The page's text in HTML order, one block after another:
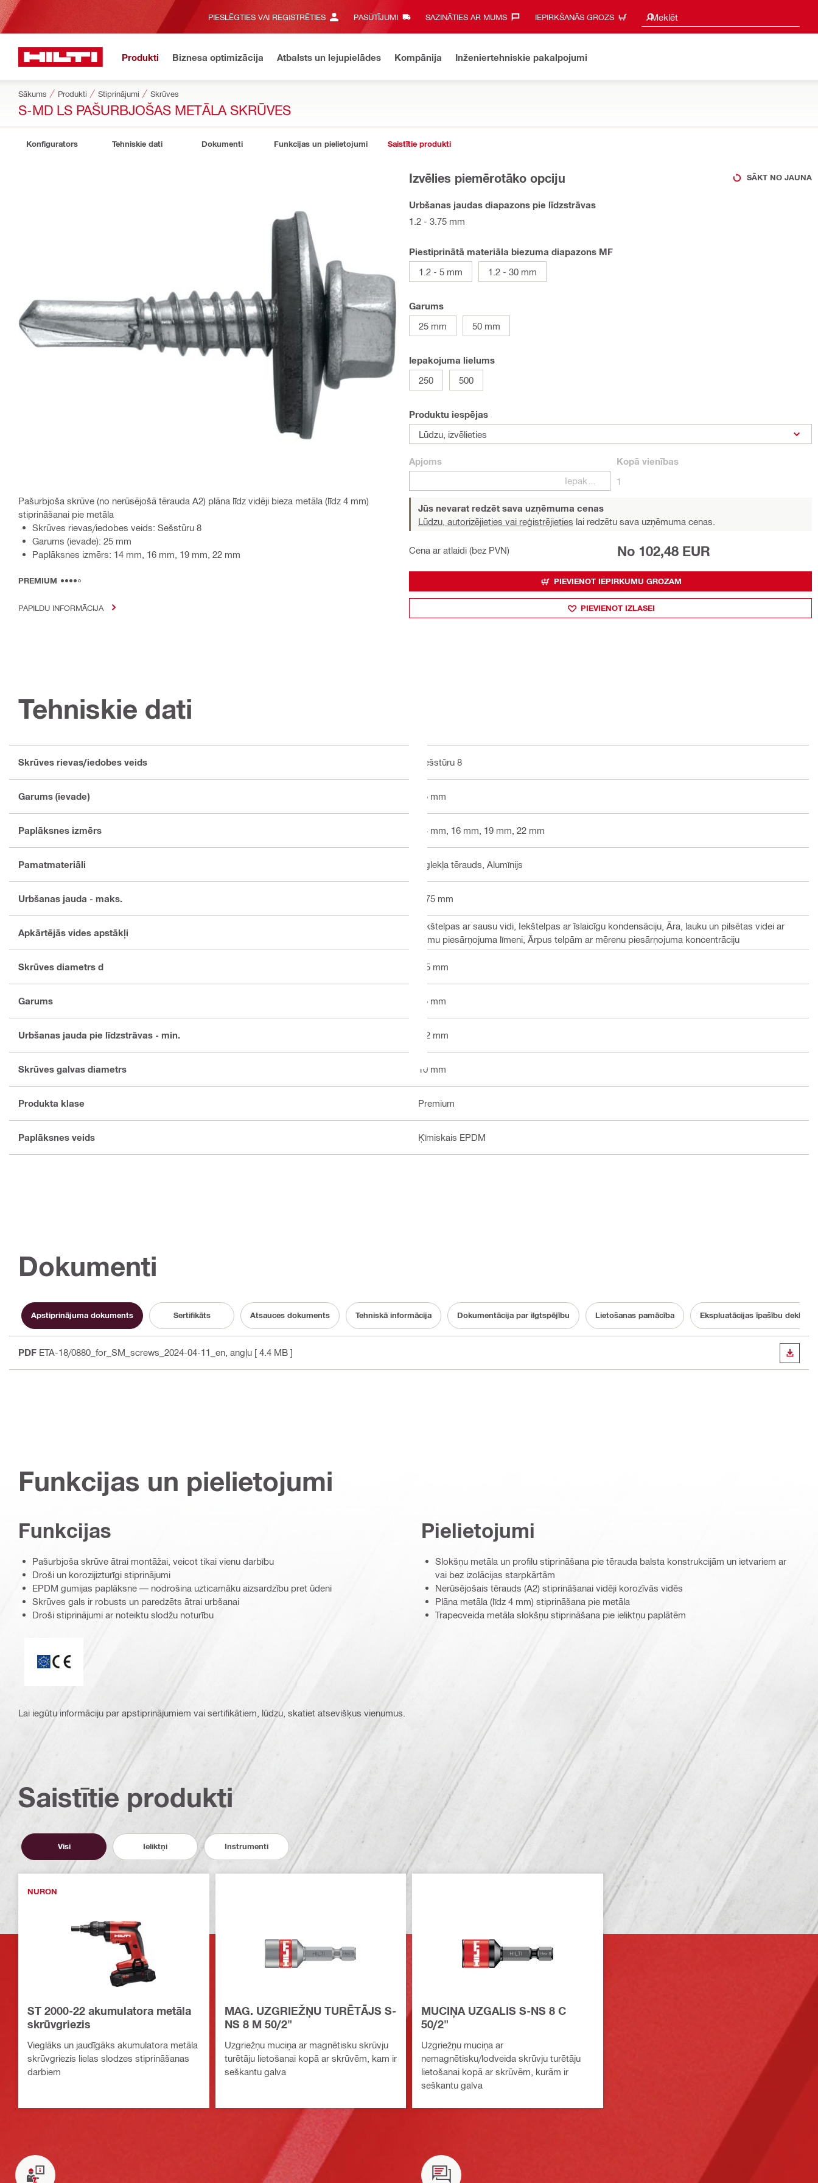
PIESLĒGTIES VAI REĢISTRĒTIES PASŪTĪJUMI SAZINĀTIES AR MUMS‎ IEPIRKŠANĀS GROZS Meklēt
Meklēšanas ieteikumi
Produkti Biznesa optimizācija Atbalsts un lejupielādes Kompānija Inženiertehniskie pakalpojumi
Sākums Produkti Stiprinājumi Skrūves
S-MD LS PAŠURBJOŠAS METĀLA SKRŪVES
Konfigurators Tehniskie dati Dokumenti Funkcijas un pielietojumi Saistītie produkti
Pašurbjoša skrūve (no nerūsējošā tērauda A2) plāna līdz vidēji bieza metāla (līdz 4 mm)
stiprināšanai pie metāla
Skrūves rievas/iedobes veids: Sešstūru 8
Garums (ievade): 25 mm
Paplāksnes izmērs: 14 mm, 16 mm, 19 mm, 22 mm
PREMIUM
PAPILDU INFORMĀCIJA
Izvēlies piemērotāko opciju SĀKT NO JAUNA
Urbšanas jaudas diapazons pie līdzstrāvas
1.2 - 3.75 mm
Piestiprinātā materiāla biezuma diapazons MF
1.2 - 5 mm
1.2 - 30 mm
Garums
25 mm
50 mm
Iepakojuma lielums
250
500
Produktu iespējas
Lūdzu, izvēlieties
Apjoms
Kopā vienības
1
Jūs nevarat redzēt sava uzņēmuma cenas
Lūdzu, autorizējieties vai reģistrējieties lai redzētu sava uzņēmuma cenas.
Cena ar atlaidi (bez PVN) No 102,48 EUR
PIEVIENOT IEPIRKUMU GROZAM
PIEVIENOT IZLASEI
Tehniskie dati
Skrūves rievas/iedobes veids Sešstūru 8
Garums (ievade) 25 mm
Paplāksnes izmērs 14 mm, 16 mm, 19 mm, 22 mm
Pamatmateriāli Oglekļa tērauds, Alumīnijs
Urbšanas jauda - maks. 3.75 mm
Apkārtējās vides apstākļi
Iekštelpas ar sausu vidi, Iekštelpas ar īslaicīgu kondensāciju, Āra, lauku un pilsētas videi ar
zemu piesārņojuma līmeni, Ārpus telpām ar mērenu piesārņojuma koncentrāciju
Skrūves diametrs d 5.5 mm
Garums 25 mm
Urbšanas jauda pie līdzstrāvas - min. 1.2 mm
Skrūves galvas diametrs 10 mm
Produkta klase Premium
Paplāksnes veids Ķīmiskais EPDM
Dokumenti
Apstiprinājuma dokuments Sertifikāts Atsauces dokuments Tehniskā informācija Dokumentācija par ilgtspējību Lietošanas pamācība Ekspluatācijas īpašību
PDF ETA-18/0880_for_SM_screws_2024-04-11_en , angļu [ 4.4 MB ]
Funkcijas un pielietojumi
Funkcijas
Pašurbjoša skrūve ātrai montāžai, veicot tikai vienu darbību
Droši un korozijizturīgi stiprinājumi
EPDM gumijas paplāksne — nodrošina uzticamāku aizsardzību pret ūdeni
Skrūves gals ir robusts un paredzēts ātrai urbšanai
Droši stiprinājumi ar noteiktu slodžu noturību
Pielietojumi
Slokšņu metāla un profilu stiprināšana pie tērauda balsta konstrukcijām un ietvariem ar
vai bez izolācijas starpkārtām
Nerūsējošais tērauds (A2) stiprināšanai vidēji korozīvās vidēs
Plāna metāla (līdz 4 mm) stiprināšana pie metāla
Trapecveida metāla slokšņu stiprināšana pie ieliktņu paplātēm
Lai iegūtu informāciju par apstiprinājumiem vai sertifikātiem, lūdzu, skatiet atsevišķus vienumus.
Saistītie produkti
Visi Ieliktņi Instrumenti
NURON
ST 2000-22 akumulatora metāla
skrūvgriezis
Vieglāks un jaudīgāks akumulatora metāla
skrūvgriezis lielas slodzes stiprināšanas
darbiem
MAG. UZGRIEŽŅU TURĒTĀJS S-
NS 8 M 50/2"
Uzgriežņu muciņa ar magnētisku skrūvju
turētāju lietošanai kopā ar skrūvēm, kam ir
seškantu galva
MUCIŅA UZGALIS S-NS 8 C
50/2"
Uzgriežņu muciņa ar
nemagnētisku/lodveida skrūvju turētāju
lietošanai kopā ar skrūvēm, kurām ir
seškantu galva